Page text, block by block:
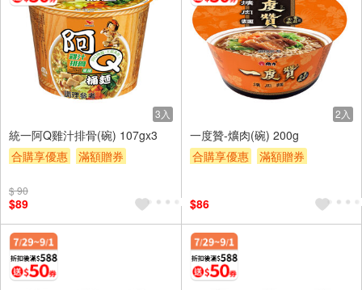
3入
統一阿Q雞汁排骨(碗) 107gx3
合購享優惠
滿額贈券
$ 90
$89
2入
一度贊-爌肉(碗) 200g
合購享優惠
滿額贈券
$86